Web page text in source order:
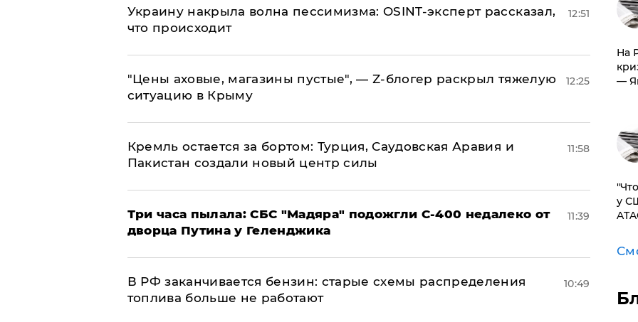
​Украину накрыла волна пессимизма: OSINT-эксперт рассказал,
что происходит
12:51
​"Цены аховые, магазины пустые", — Z-блогер раскрыл тяжелую
ситуацию в Крыму
12:25
​Кремль остается за бортом: Турция, Саудовская Аравия и
Пакистан создали новый центр силы
11:58
Три часа пылала: СБС "Мадяра" подожгли С-400 недалеко от
дворца Путина у Геленджика
11:39
​В РФ заканчивается бензин: старые схемы распределения
топлива больше не работают
10:49
На
—
у